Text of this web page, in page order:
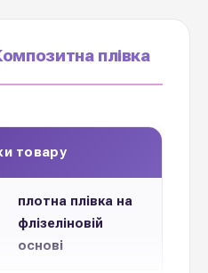
плівка
товару
плотна плівка на
флізеліновій
основі